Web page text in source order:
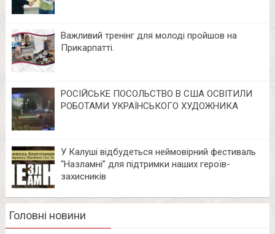
Важливий тренінг для молоді пройшов на
Прикарпатті.
РОСІЙСЬКЕ ПОСОЛЬСТВО В США ОСВІТИЛИ
РОБОТАМИ УКРАЇНСЬКОГО ХУДОЖНИКА
У Калуші відбудеться неймовірний фестиваль
“Назламні” для підтримки наших героїв-
захисників
Головні новини